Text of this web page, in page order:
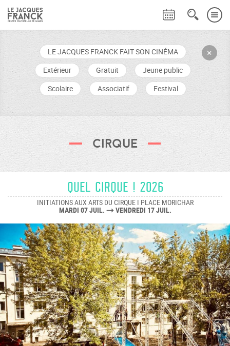
+
LE JACQUES FRANCK FAIT SON CINÉMA
Extérieur
Gratuit
Jeune public
Scolaire
Associatif Festival
Cirque
QUEL CIRQUE ! 2026
INITIATIONS AUX ARTS DU CIRQUE I PLACE MORICHAR
MARDI 07 JUIL. VENDREDI 17 JUIL.